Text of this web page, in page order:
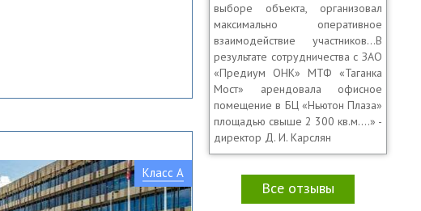
Класс A
выборе объекта, организовал
максимально оперативное
взаимодействие участников…В
результате сотрудничества с ЗАО
«Предиум ОНК» МТФ «Таганка
Мост» арендовала офисное
помещение в БЦ «Ньютон Плаза»
площадью свыше 2 300 кв.м.…» -
директор Д. И. Карслян
Все отзывы